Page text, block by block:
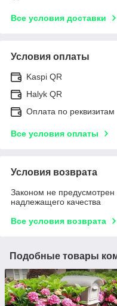
Все условия доставки
Условия оплаты
Kaspi QR
Halyk QR
Оплата по реквизитам
Все условия оплаты
Условия возврата
Законом не предусмотрен
надлежащего качества
Все условия возврата
Подобные товары